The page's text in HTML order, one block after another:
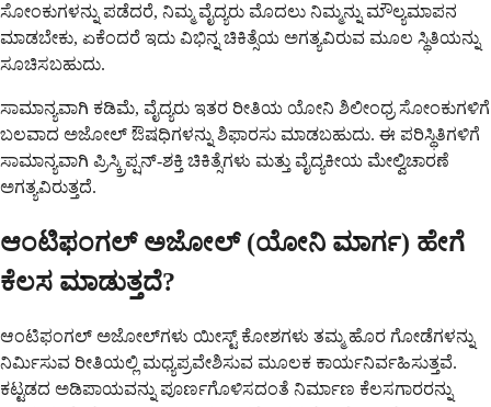
ಸೋಂಕುಗಳನ್ನು ಪಡೆದರೆ, ನಿಮ್ಮ ವೈದ್ಯರು ಮೊದಲು ನಿಮ್ಮನ್ನು ಮೌಲ್ಯಮಾಪನ
ಮಾಡಬೇಕು, ಏಕೆಂದರೆ ಇದು ವಿಭಿನ್ನ ಚಿಕಿತ್ಸೆಯ ಅಗತ್ಯವಿರುವ ಮೂಲ ಸ್ಥಿತಿಯನ್ನು
ಸೂಚಿಸಬಹುದು.
ಸಾಮಾನ್ಯವಾಗಿ ಕಡಿಮೆ, ವೈದ್ಯರು ಇತರ ರೀತಿಯ ಯೋನಿ ಶಿಲೀಂಧ್ರ ಸೋಂಕುಗಳಿಗೆ
ಬಲವಾದ ಅಜೋಲ್ ಔಷಧಿಗಳನ್ನು ಶಿಫಾರಸು ಮಾಡಬಹುದು. ಈ ಪರಿಸ್ಥಿತಿಗಳಿಗೆ
ಸಾಮಾನ್ಯವಾಗಿ ಪ್ರಿಸ್ಕ್ರಿಪ್ಷನ್-ಶಕ್ತಿ ಚಿಕಿತ್ಸೆಗಳು ಮತ್ತು ವೈದ್ಯಕೀಯ ಮೇಲ್ವಿಚಾರಣೆ
ಅಗತ್ಯವಿರುತ್ತದೆ.
ಆಂಟಿಫಂಗಲ್ ಅಜೋಲ್ (ಯೋನಿ ಮಾರ್ಗ) ಹೇಗೆ
ಕೆಲಸ ಮಾಡುತ್ತದೆ?
ಆಂಟಿಫಂಗಲ್ ಅಜೋಲ್‌ಗಳು ಯೀಸ್ಟ್ ಕೋಶಗಳು ತಮ್ಮ ಹೊರ ಗೋಡೆಗಳನ್ನು
ನಿರ್ಮಿಸುವ ರೀತಿಯಲ್ಲಿ ಮಧ್ಯಪ್ರವೇಶಿಸುವ ಮೂಲಕ ಕಾರ್ಯನಿರ್ವಹಿಸುತ್ತವೆ.
ಕಟ್ಟಡದ ಅಡಿಪಾಯವನ್ನು ಪೂರ್ಣಗೊಳಿಸದಂತೆ ನಿರ್ಮಾಣ ಕೆಲಸಗಾರರನ್ನು